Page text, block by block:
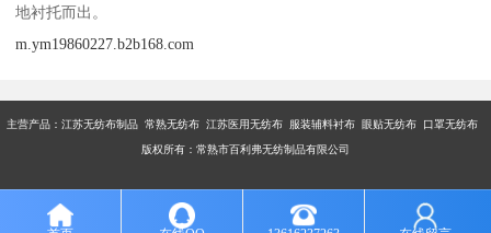
地衬托而出。
m.ym19860227.b2b168.com
主营产品：江苏无纺布制品 常熟无纺布 江苏医用无纺布 服装辅料衬布 眼贴无纺布 口罩无纺布
版权所有：常熟市百利弗无纺制品有限公司